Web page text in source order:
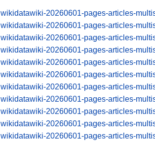
wikidatawiki-20260601-pages-articles-
wikidatawiki-20260601-pages-articles-
wikidatawiki-20260601-pages-articles-
wikidatawiki-20260601-pages-articles-
wikidatawiki-20260601-pages-articles-
wikidatawiki-20260601-pages-articles-
wikidatawiki-20260601-pages-articles-
wikidatawiki-20260601-pages-articles-
wikidatawiki-20260601-pages-articles-
wikidatawiki-20260601-pages-articles-
wikidatawiki-20260601-pages-articles-